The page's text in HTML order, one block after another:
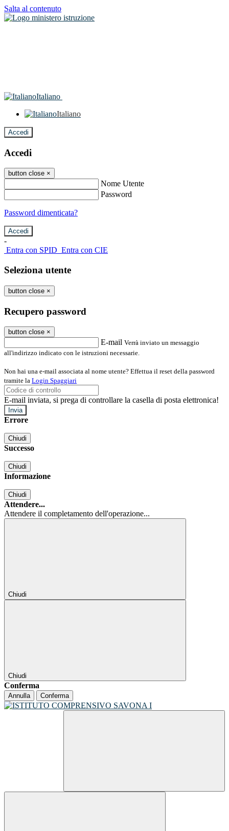
Salta al contenuto
Italiano
Italiano
Accedi
Accedi
button close ×
Nome Utente
Password
Password dimenticata?
-
Entra con SPID Entra con CIE
Seleziona utente
button close ×
Recupero password
button close ×
E-mail Verrà inviato un messaggio
all'indirizzo indicato con le istruzioni necessarie.
Non hai una e-mail associata al nome utente? Effettua il reset della password
tramite la Login Spaggiari
E-mail inviata, si prega di controllare la casella di posta elettronica!
Errore
Chiudi
Successo
Chiudi
Informazione
Chiudi
Attendere...
Attendere il completamento dell'operazione...
Chiudi
Chiudi
Conferma
Annulla Conferma